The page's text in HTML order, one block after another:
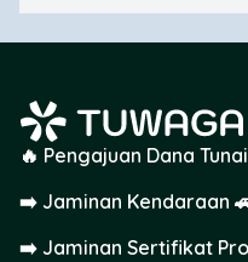
🔥 Pengajuan Dana
➡️ Jaminan Kendaraan
➡️ Jaminan Sertifikat